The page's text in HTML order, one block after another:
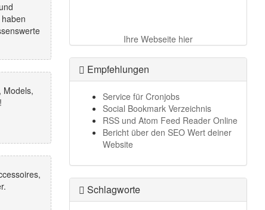
Models,
Ihre Webseite hier
Empfehlungen
Service für Cronjobs
Social Bookmark Verzeichnis
RSS und Atom Feed Reader Online
Bericht über den SEO Wert deiner
Website
Schlagworte